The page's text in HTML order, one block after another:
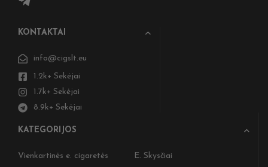
KONTAKTAI
info@cigslt.eu
1.2k+ Sekėjai
1.7k+ Sekėjai
8.9k+ Sekėjai
KATEGORIJOS
Vienkartinės e. cigaretės E. Skysčiai